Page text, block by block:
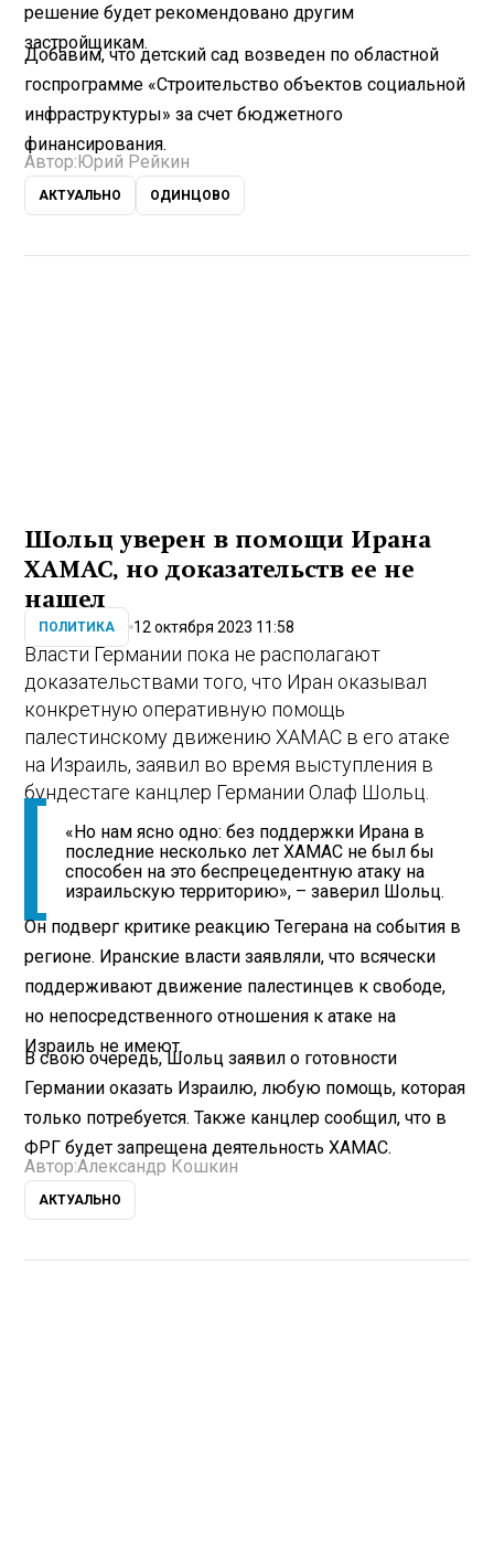
решение будет рекомендовано другим
застройщикам.
Добавим, что детский сад возведен по областной
госпрограмме «Строительство объектов социальной
инфраструктуры» за счет бюджетного
финансирования.
Автор: Юрий Рейкин
АКТУАЛЬНО ОДИНЦОВО
Шольц уверен в помощи Ирана
ХАМАС, но доказательств ее не
нашел
ПОЛИТИКА 12 октября 2023 11:58
Власти Германии пока не располагают
доказательствами того, что Иран оказывал
конкретную оперативную помощь
палестинскому движению ХАМАС в его атаке
на Израиль, заявил во время выступления в
бундестаге канцлер Германии Олаф Шольц.
«Но нам ясно одно: без поддержки Ирана в
последние несколько лет ХАМАС не был бы
способен на это беспрецедентную атаку на
израильскую территорию», – заверил Шольц.
Он подверг критике реакцию Тегерана на события в
регионе. Иранские власти заявляли, что всячески
поддерживают движение палестинцев к свободе,
но непосредственного отношения к атаке на
Израиль не имеют.
В свою очередь, Шольц заявил о готовности
Германии оказать Израилю, любую помощь, которая
только потребуется. Также канцлер сообщил, что в
ФРГ будет запрещена деятельность ХАМАС.
Автор:Александр Кошкин
АКТУАЛЬНО